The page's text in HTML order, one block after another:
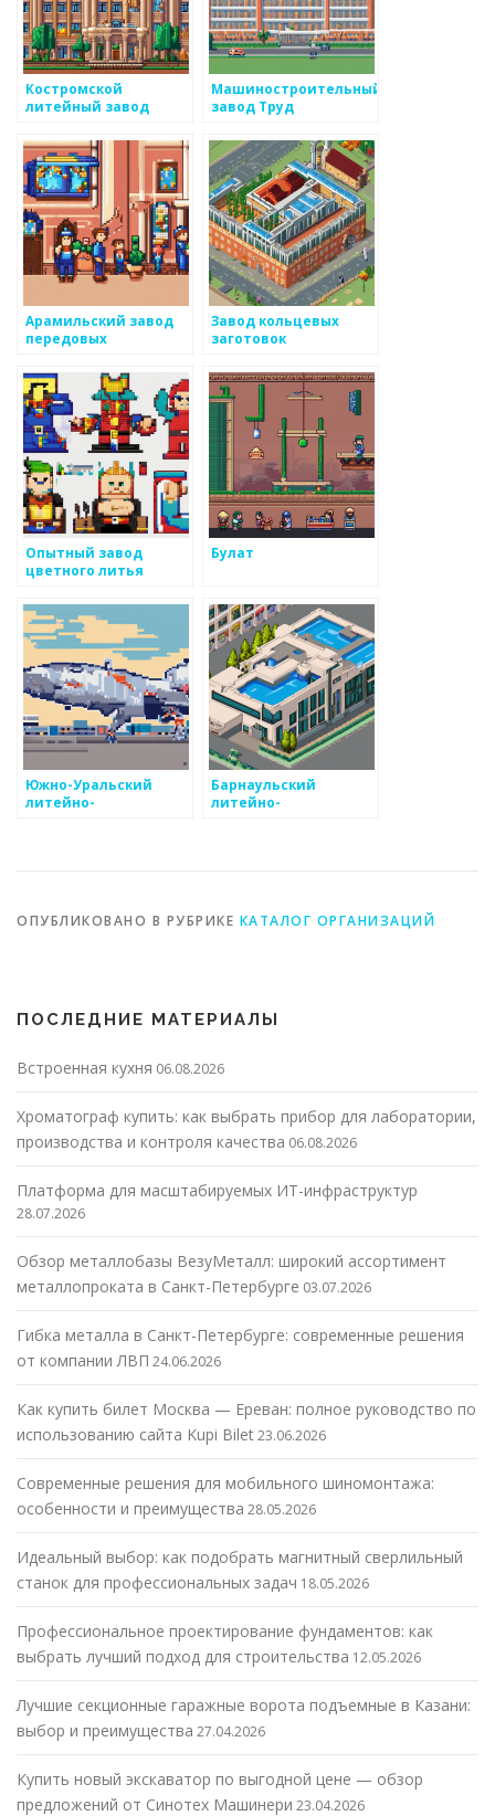
Костромской
литейный завод
Машиностроительный
завод Труд
Арамильский завод
передовых
Завод кольцевых
заготовок
Опытный завод
цветного литья
Булат
Южно-Уральский
литейно-
Барнаульский
литейно-
ОПУБЛИКОВАНО В РУБРИКЕ КАТАЛОГ ОРГАНИЗАЦИЙ
ПОСЛЕДНИЕ МАТЕРИАЛЫ
Встроенная кухня 06.08.2026
Хроматограф купить: как выбрать прибор для лаборатории,
производства и контроля качества 06.08.2026
Платформа для масштабируемых ИТ-инфраструктур
28.07.2026
Обзор металлобазы ВезуМеталл: широкий ассортимент
металлопроката в Санкт-Петербурге 03.07.2026
Гибка металла в Санкт-Петербурге: современные решения
от компании ЛВП 24.06.2026
Как купить билет Москва — Ереван: полное руководство по
использованию сайта Kupi Bilet23.06.2026
Современные решения для мобильного шиномонтажа:
особенности и преимущества 28.05.2026
Идеальный выбор: как подобрать магнитный сверлильный
станок для профессиональных задач 18.05.2026
Профессиональное проектирование фундаментов: как
выбрать лучший подход для строительства 12.05.2026
Лучшие секционные гаражные ворота подъемные в Казани:
выбор и преимущества 27.04.2026
Купить новый экскаватор по выгодной цене — обзор
предложений от Синотех Машинери 23.04.2026